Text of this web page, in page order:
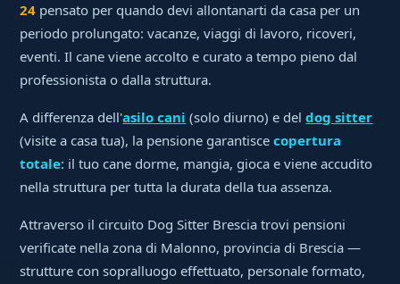
24 pensato per quando devi allontanarti da casa per un
periodo prolungato: vacanze, viaggi di lavoro, ricoveri,
eventi. Il cane viene accolto e curato a tempo pieno dal
professionista o dalla struttura.
A differenza dell'asilo cani (solo diurno) e deldog sitter
(visite a casa tua), la pensione garantiscecopertura
totale: il tuo cane dorme, mangia, gioca e viene accudito
nella struttura per tutta la durata della tua assenza.
Attraverso il circuito Dog Sitter Brescia trovi pensioni
verificate nella zona di Malonno, provincia di Brescia —
strutture con sopralluogo effettuato, personale formato,